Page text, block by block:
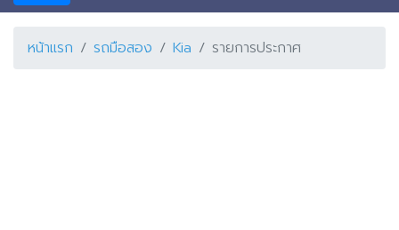
หน้าแรก รถมือสอง Kia รายการประกาศ